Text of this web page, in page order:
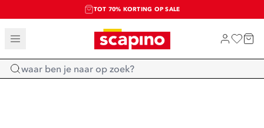
TOT 70% KORTING OP SALE
SALE: LAATSTE KANS!
SHOP NIEUW
Home